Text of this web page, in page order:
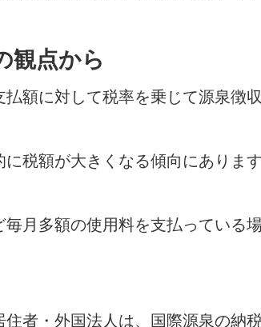
観点から
額に対して税率を乗じて源泉徴
税額が大きくなる傾向にあります
毎月多額の使用料を支払っている
住者・外国法人は、国際源泉の納